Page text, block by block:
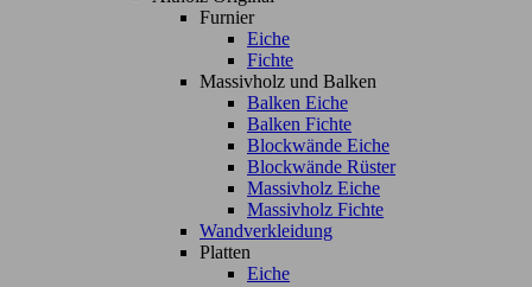
Furnier
Eiche
Fichte
Massivholz und Balken
Balken Eiche
Balken Fichte
Blockwände Eiche
Blockwände Rüster
Massivholz Eiche
Massivholz Fichte
Wandverkleidung
Platten
Eiche